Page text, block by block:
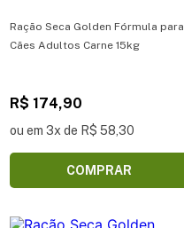
Ração Seca Golden Fórmula para
Cães Adultos Carne 15kg
R$ 174,90
ou em 3x de R$ 58,30
COMPRAR